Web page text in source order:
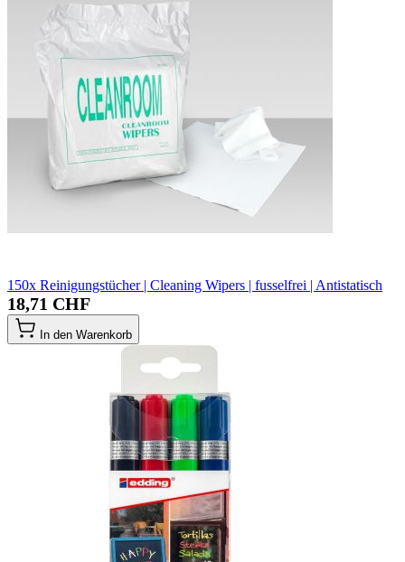
150x Reinigungstücher | Cleaning Wipers | fusselfrei | Antistatisch
18,71 CHF
In den Warenkorb